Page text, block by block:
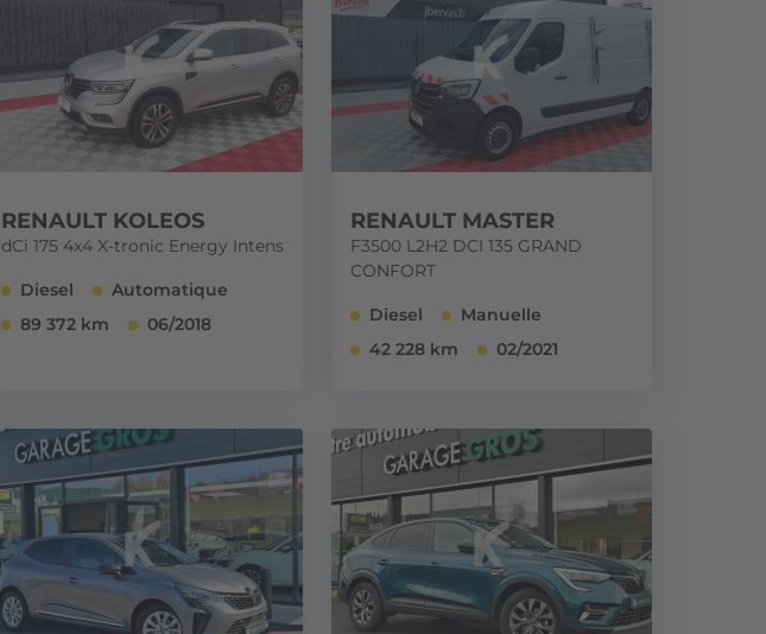
RENAULT KOLEOS
dCi 175 4x4 X-tronic Energy Intens
Diesel
Automatique
89 372 km
06/2018
RENAULT MASTER
F3500 L2H2 DCI 135 GRAND
CONFORT
Diesel
Manuelle
42 228 km
02/2021